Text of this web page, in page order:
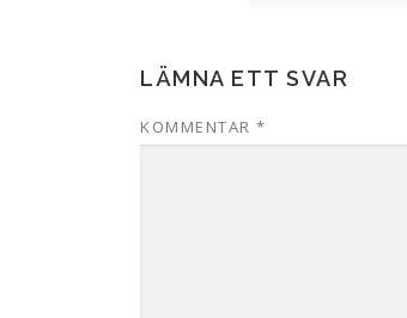
LÄMNA ETT SVAR
KOMMENTAR *